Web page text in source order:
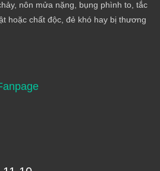
nôn mửa nặng, bụng phình to, tắc
hoặc chất độc, đẻ khó hay bị thương